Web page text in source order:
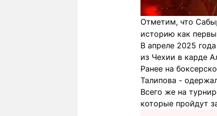
Отметим, что
историю как
В апреле 2025
из Чехии в карде
Ранее на
Талипова -
Всего же на
которые пройдут